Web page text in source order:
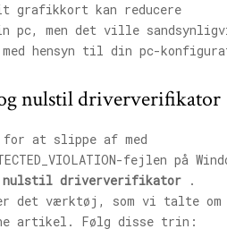
grafikkort kan reducere
pc, men det ville
med hensyn til din pc-
nulstil driververifikator
for at slippe af med
fejlen på
nulstil driververifikator .
det værktøj, som vi talte
artikel. Følg disse trin: